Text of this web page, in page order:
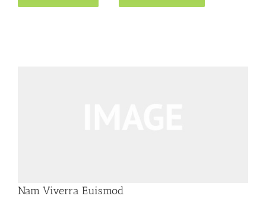
Nam Viverra Euismod